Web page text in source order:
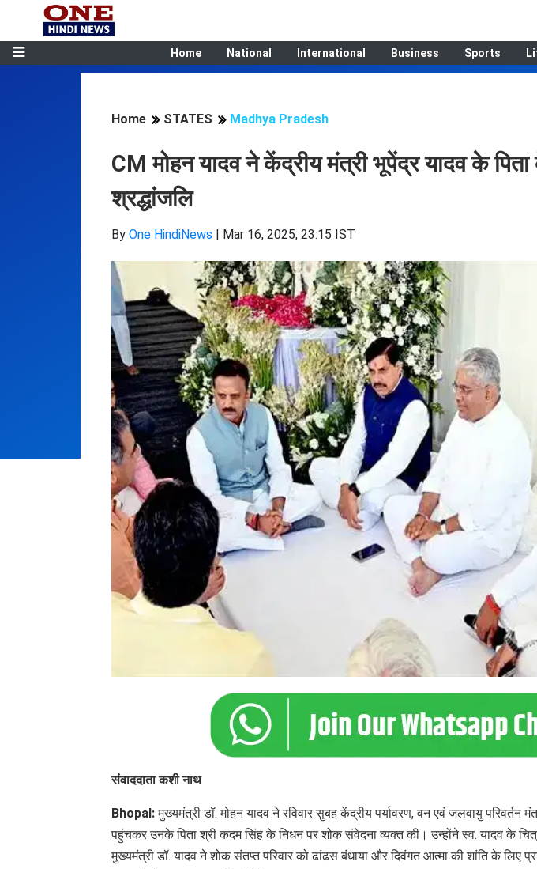
Home National International Business Sports
Home STATES Madhya Pradesh
CM मोहन यादव ने केंद्रीय मंत्री भूपेंद्र यादव के
श्रद्धांजलि
By One HindiNews | Mar 16, 2025, 23:15 IST
संवाददाता कशी नाथ
Bhopal:मुख्यमंत्री डॉ. मोहन यादव ने रविवार सुबह केंद्रीय पर्यावरण, वन एवं जलवायु परिवर्तन
पहुंचकर उनके पिता श्री कदम सिंह के निधन पर शोक संवेदना व्यक्त की। उन्होंने स्व. यादव के चित्र
मुख्यमंत्री डॉ. यादव ने शोक संतप्त परिवार को ढांढस बंधाया और दिवंगत आत्मा की शांति के लिए